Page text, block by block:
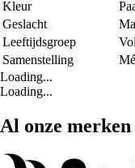
Kleur
Geslacht
Leeftijdsgroep
Samenstelling
Loading...
Loading...
Al onze merken